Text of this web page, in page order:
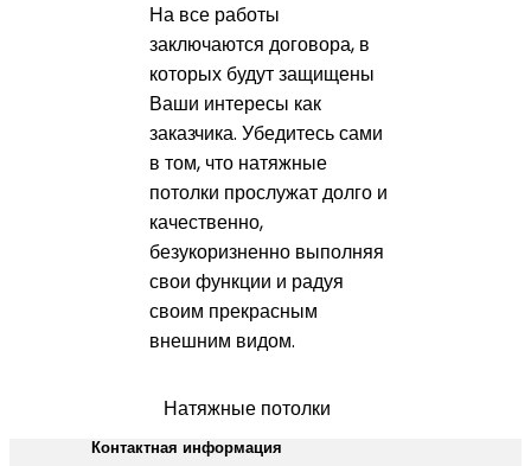
На все работы
заключаются договора, в
которых будут защищены
Ваши интересы как
заказчика. Убедитесь сами
в том, что натяжные
потолки прослужат долго и
качественно,
безукоризненно выполняя
свои функции и радуя
своим прекрасным
внешним видом.
Натяжные потолки
Контактная информация